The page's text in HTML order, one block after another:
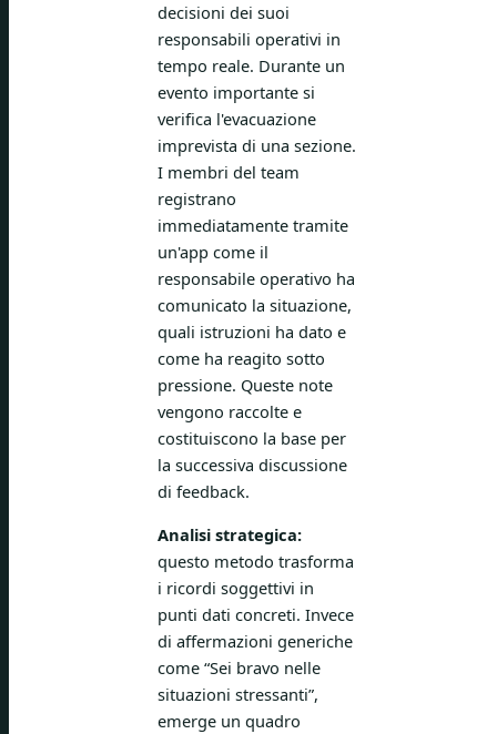
decisioni dei suoi
responsabili operativi in
tempo reale. Durante un
evento importante si
verifica l'evacuazione
imprevista di una sezione.
I membri del team
registrano
immediatamente tramite
un'app come il
responsabile operativo ha
comunicato la situazione,
quali istruzioni ha dato e
come ha reagito sotto
pressione. Queste note
vengono raccolte e
costituiscono la base per
la successiva discussione
di feedback.
Analisi strategica:
questo metodo trasforma
i ricordi soggettivi in
punti dati concreti. Invece
di affermazioni generiche
come “Sei bravo nelle
situazioni stressanti”,
emerge un quadro